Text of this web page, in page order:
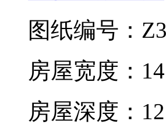
图纸编号：
房屋宽度：
房屋深度：